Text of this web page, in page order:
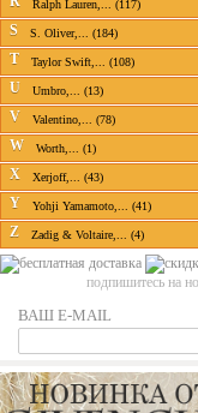
Ralph Lauren,... (117)
S S. Oliver,... (184)
T Taylor Swift,... (108)
U Umbro,... (13)
V Valentino,... (78)
W Worth,... (1)
X Xerjoff,... (43)
Y Yohji Yamamoto,... (41)
Z Zadig & Voltaire,... (4)
подпишитесь на
ВАШ E-MAIL